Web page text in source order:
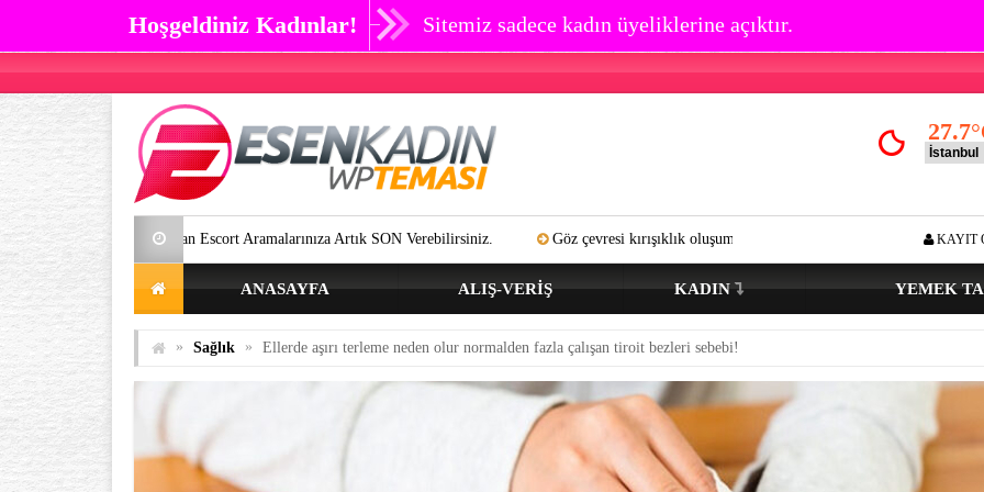
Hoşgeldiniz Kadınlar! Sitemiz sadece kadın üyeliklerine açıktır.
27.7
ve Bayan Escort Aramalarınıza Artık SON Verebilirsiniz. Göz çevresi kırışıklık oluşumu kaç yaşında başlar? Açık tenli ve renkli gözlüyseniz…
KAYIT
ANASAYFA ALIŞ-VERIŞ KADIN YEMEK
» Sağlık » Ellerde aşırı terleme neden olur normalden fazla çalışan tiroit bezleri sebebi!